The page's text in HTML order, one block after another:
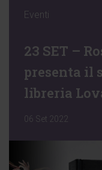
Eventi
23 SET –
presenta il
libreria
06 Set 2022